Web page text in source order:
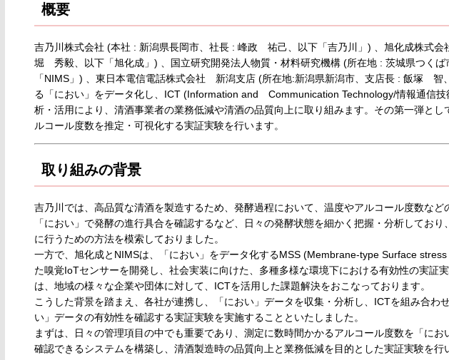
概要
吉乃川株式会社 (本社 : 新潟県長岡市、社長 : 峰政 祐己、以下「吉乃川」) 、旭化成株式会
堀 秀毅、以下「旭化成」) 、国立研究開発法人物質・材料研究機構 (所在地 : 茨城県つく
「NIMS」) 、東日本電信電話株式会社 新潟支店 (所在地:新潟県新潟市、支店長 : 飯塚 智
る「におい」をデータ化し、ICT (Information and Communication Technology/情報通信
析・活用により、清酒事業者の業務低減や清酒の品質向上に取り組みます。その第一弾と
ルコール度数を推定・可視化する実証実験を行います。
取り組みの背景
吉乃川では、高品質な清酒を製造するため、発酵過程において、温度やアルコール度数な
「におい」で発酵の進行具合を確認するなど、日々の発酵状態を細かく把握・分析してお
に行うための方法を模索しておりました。
一方で、旭化成とNIMSは、「におい」をデータ化するMSS (Membrane-type Surface
た嗅覚IoTセンサーを開発し、社会実装に向けた、多種多様な環境下における有効性の実証
は、地域の様々な企業や団体に対して、ICTを活用した課題解決をおこなっております。
こうした背景を踏まえ、各社が連携し、「におい」データを収集・分析し、ICTを組み合わ
い」データの有効性を確認する実証実験を実施することといたしました。
まずは、日々の管理項目の中でも重要であり、測定に数時間かかるアルコール度数を「に
確認できるシステムを構築し、清酒製造時の品質向上と業務低減を目的とした実証実験を行